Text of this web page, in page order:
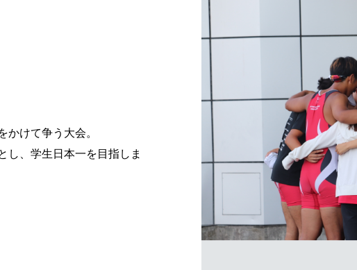
けて争う大会。
し、学生日本一を目指しま